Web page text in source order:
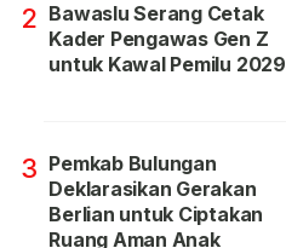
2 Bawaslu Serang Cetak
Kader Pengawas Gen Z
untuk Kawal Pemilu 2029
3 Pemkab Bulungan
Deklarasikan Gerakan
Berlian untuk Ciptakan
Ruang Aman Anak